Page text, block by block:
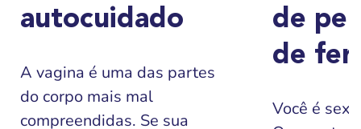
autocuidado
A vagina é uma das partes
do corpo mais mal
compreendidas. Se sua
de
de
Você é